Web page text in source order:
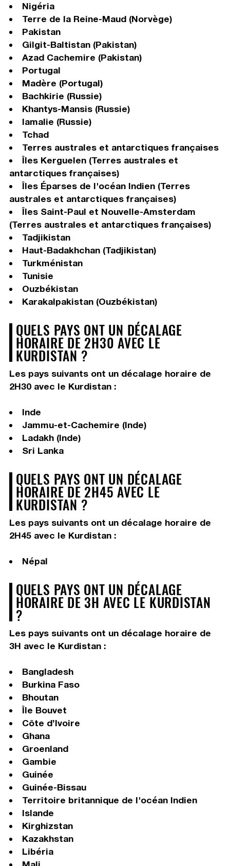
Nigéria
Terre de la Reine-Maud (Norvège)
Pakistan
Gilgit-Baltistan (Pakistan)
Azad Cachemire (Pakistan)
Portugal
Madère (Portugal)
Bachkirie (Russie)
Khantys-Mansis (Russie)
Iamalie (Russie)
Tchad
Terres australes et antarctiques françaises
Îles Kerguelen (Terres australes et
antarctiques françaises)
Îles Éparses de l'océan Indien (Terres
australes et antarctiques françaises)
Îles Saint-Paul et Nouvelle-Amsterdam
(Terres australes et antarctiques françaises)
Tadjikistan
Haut-Badakhchan (Tadjikistan)
Turkménistan
Tunisie
Ouzbékistan
Karakalpakistan (Ouzbékistan)
QUELS PAYS ONT UN DÉCALAGE
HORAIRE DE 2H30 AVEC LE
KURDISTAN ?
Les pays suivants ont un décalage horaire de
2H30 avec le Kurdistan :
Inde
Jammu-et-Cachemire (Inde)
Ladakh (Inde)
Sri Lanka
QUELS PAYS ONT UN DÉCALAGE
HORAIRE DE 2H45 AVEC LE
KURDISTAN ?
Les pays suivants ont un décalage horaire de
2H45 avec le Kurdistan :
Népal
QUELS PAYS ONT UN DÉCALAGE
HORAIRE DE 3H AVEC LE KURDISTAN
?
Les pays suivants ont un décalage horaire de
3H avec le Kurdistan :
Bangladesh
Burkina Faso
Bhoutan
Île Bouvet
Côte d’Ivoire
Ghana
Groenland
Gambie
Guinée
Guinée-Bissau
Territoire britannique de l'océan Indien
Islande
Kirghizstan
Kazakhstan
Libéria